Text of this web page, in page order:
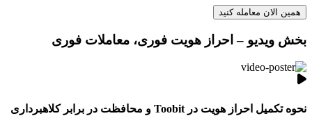
همین الان معامله کنید
بخش ویدیو – احراز هویت فوری، معاملات فوری
نحوه تکمیل احراز هویت در Toobit و محافظت در برابر کلاهبرداری